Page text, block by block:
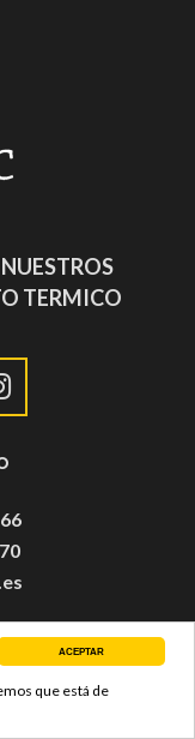
ACEPTAR
que está de
TERMICO